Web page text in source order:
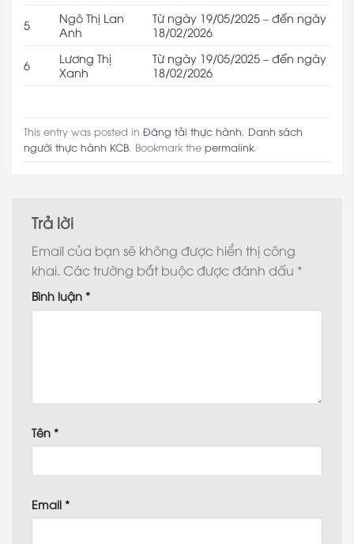
5
Ngô Thị Lan
Anh
Từ ngày 19/05/2025 – đến ngày
18/02/2026
6
Lương Thị
Xanh
Từ ngày 19/05/2025 – đến ngày
18/02/2026
This entry was posted in Đăng tải thực hành, Danh sách
người thực hành KCB. Bookmark the permalink.
Trả lời
Email của bạn sẽ không được hiển thị công
khai. Các trường bắt buộc được đánh dấu *
Bình luận *
Tên *
Email *